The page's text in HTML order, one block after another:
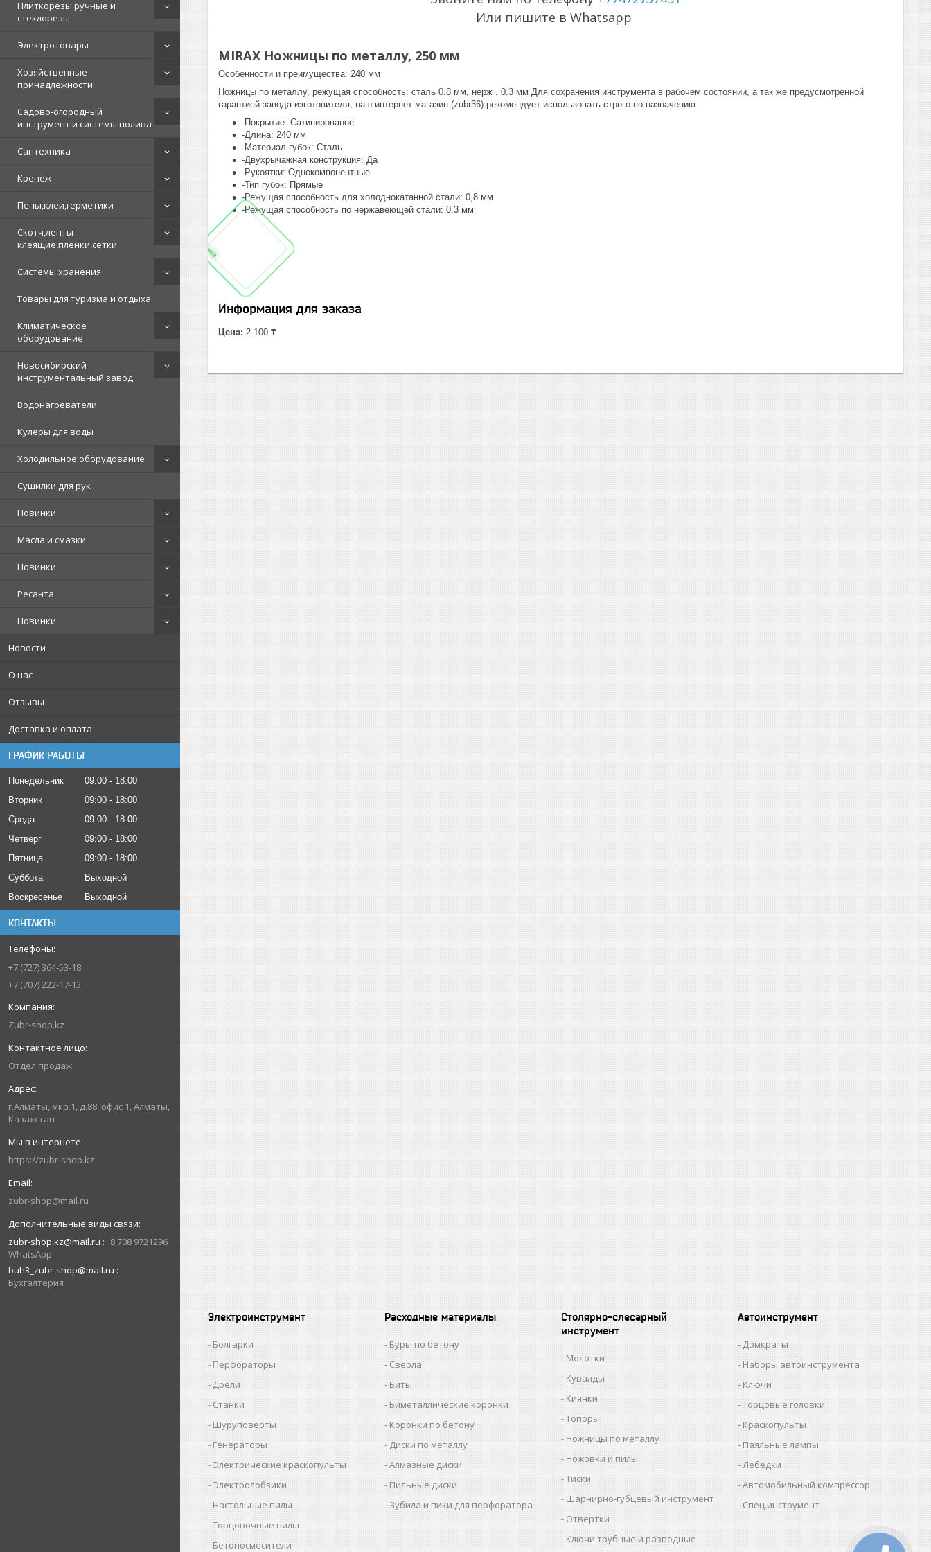
Плиткорезы ручные и
стеклорезы
Электротовары
Хозяйственные
принадлежности
Садово-огородный
инструмент и системы полива
Сантехника
Крепеж
Пены,клеи,герметики
Скотч,ленты
клеящие,пленки,сетки
Системы хранения
Товары для туризма и отдыха
Климатическое
оборудование
Новосибирский
инструментальный завод
Водонагреватели
Кулеры для воды
Холодильное оборудование
Сушилки для рук
Новинки
Масла и смазки
Новинки
Ресанта
Новинки
Новости
О нас
Отзывы
Доставка и оплата
ГРАФИК РАБОТЫ
Понедельник 09:00
18:00
Вторник
09:00
18:00
Среда
09:00
18:00
Четверг
09:00
18:00
Пятница
09:00
18:00
Суббота
Выходной
Воскресенье
Выходной
КОНТАКТЫ
+7 (727) 364-53-18
+7 (707) 222-17-13
Zubr-shop.kz
Отдел продаж
г.Алматы, мкр.1, д.88, офис 1, Алматы,
Казахстан
https://zubr-shop.kz
zubr-shop@mail.ru
zubr-shop.kz@mail.ru
8 708 9721296
WhatsApp
buh3_zubr-shop@mail.ru
Бухгалтерия
Или пишите в Whatsapp
MIRAX Ножницы по металлу, 250 мм
Особенности и преимущества: 240 мм
Ножницы по металлу, режущая способность: сталь 0.8 мм, нерж . 0.3 мм Для сохранения инструмента в рабочем состоянии, а так же предусмотренной
гарантией завода изготовителя, наш интернет-магазин (zubr36) рекомендует использовать строго по назначению.
-Покрытие: Сатинированое
-Длина: 240 мм
-Материал губок: Cталь
-Двухрычажная конструкция: Да
-Рукоятки: Однокомпонентные
-Тип губок: Прямые
-Режущая способность для холоднокатанной стали: 0,8 мм
-Режущая способность по нержавеющей стали: 0,3 мм
Информация для заказа
Цена: 2 100 ₸
Электроинструмент
Болгарки
Перфораторы
Дрели
Станки
Шуруповерты
Генераторы
Электрические краскопульты
Электролобзики
Настольные пилы
Торцовочные пилы
Бетоносмесители
Расходные материалы
Буры по бетону
Сверла
Биты
Биметаллические коронки
Коронки по бетону
Диски по металлу
Алмазные диски
Пильные диски
Зубила и пики для перфоратора
Столярно-слесарный
инструмент
Молотки
Кувалды
Киянки
Топоры
Ножницы по металлу
Ножовки и пилы
Тиски
Шарнирно-губцевый инструмент
Отвертки
Ключи трубные и разводные
Автоинструмент
Домкраты
Наборы автоинструмента
Ключи
Торцовые головки
Краскопульты
Паяльные лампы
Лебедки
Автомобильный компрессор
Спец.инструмент